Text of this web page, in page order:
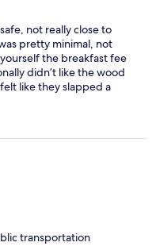
not really close to
pretty minimal, not
the breakfast fee
didn’t like the wood
like they slapped a
They charge 5€ to hold
transportation